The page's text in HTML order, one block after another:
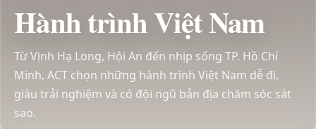
Hành trình Việt Nam
Từ Vịnh Hạ Long, Hội An đến nhịp sống TP. Hồ Chí
Minh, ACT chọn những hành trình Việt Nam dễ đi,
giàu trải nghiệm và có đội ngũ bản địa chăm sóc sát
sao.